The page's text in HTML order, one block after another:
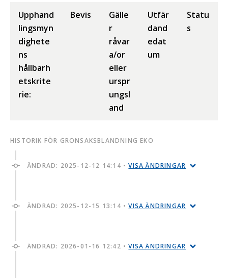
Upphand
lingsmyn
dighete
ns
hållbarh
etskrite
rie:
Bevis
Gälle
r
råvar
a/or
eller
urspr
ungsl
and
Utfär
dand
edat
um
Statu
s
HISTORIK FÖR GRÖNSAKSBLANDNING EKO
ÄNDRAD: 2025-12-12 14:14 •VISA ÄNDRINGAR
ÄNDRAD: 2025-12-15 13:14 •VISA ÄNDRINGAR
ÄNDRAD: 2026-01-16 12:42 •VISA ÄNDRINGAR